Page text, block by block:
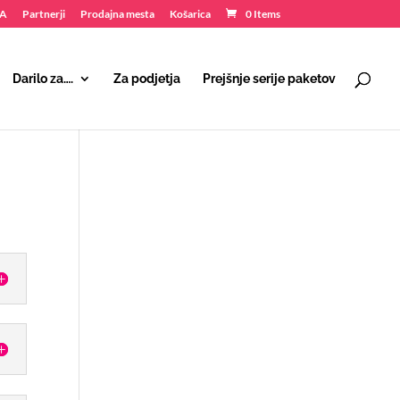
Partnerji Prodajna mesta Košarica 0 Items
Darilo za…. Za podjetja Prejšnje serije paketov